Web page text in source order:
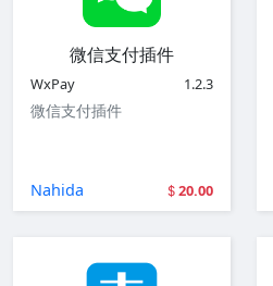
微信支付插件
WxPay 1.2.3
微信支付插件
Nahida 20.00